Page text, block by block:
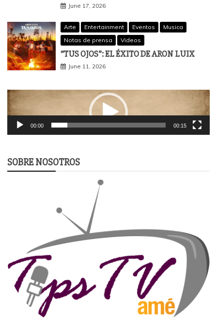
June 17, 2026
Arte Entertainment Eventos
Musica
Notas de prensa
Videos
“TUS OJOS”: EL ÉXITO DE ARON LUIX
June 11, 2026
Video
Player
00:00 00:15
SOBRE NOSOTROS